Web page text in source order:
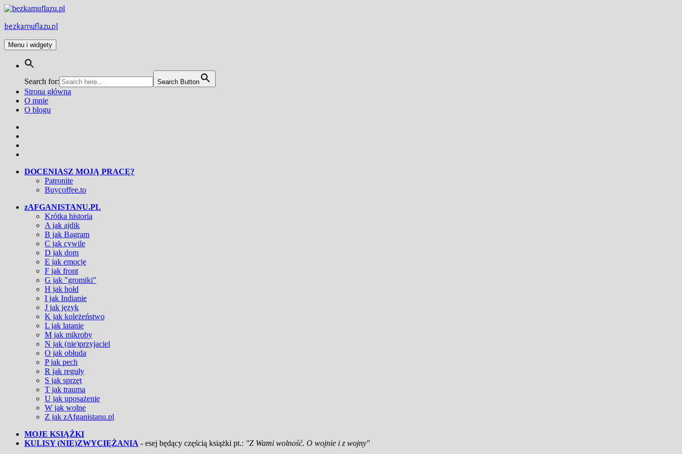
Przejdź
treści
bezkamuflazu.pl
Menu i widgety
Search for: Search Button
Strona główna
O mnie
O blogu
DOCENIASZ MOJĄ PRACĘ?
Patronite
Buycoffee.to
zAFGANISTANU.PL
Krótka historia
A jak ajdik
B jak Bagram
C jak cywile
D jak dom
E jak emocje
F jak front
G jak "gromiki"
H jak hołd
I jak Indianie
J jak język
K jak koleżeństwo
L jak latanie
M jak mikroby
N jak (nie)przyjaciel
O jak obłuda
P jak pech
R jak reguły
S jak sprzęt
T jak trauma
U jak uposażenie
W jak wolne
Z jak zAfganistanu.pl
MOJE KSIĄŻKI
KULISY (NIE)ZWYCIĘŻANIA - esej będący częścią książki pt.: "Z Wami wolność. O wojnie i z wojny"